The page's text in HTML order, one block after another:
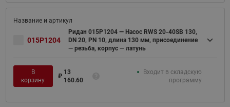
015P1204
Ридан 015P1204 — Насос RWS 20-40SB 130,
DN 20, PN 10, длина 130 мм, присоединение
— резьба, корпус — латунь
В
корзину
₽
13
160.60
Входит в складскую
программу